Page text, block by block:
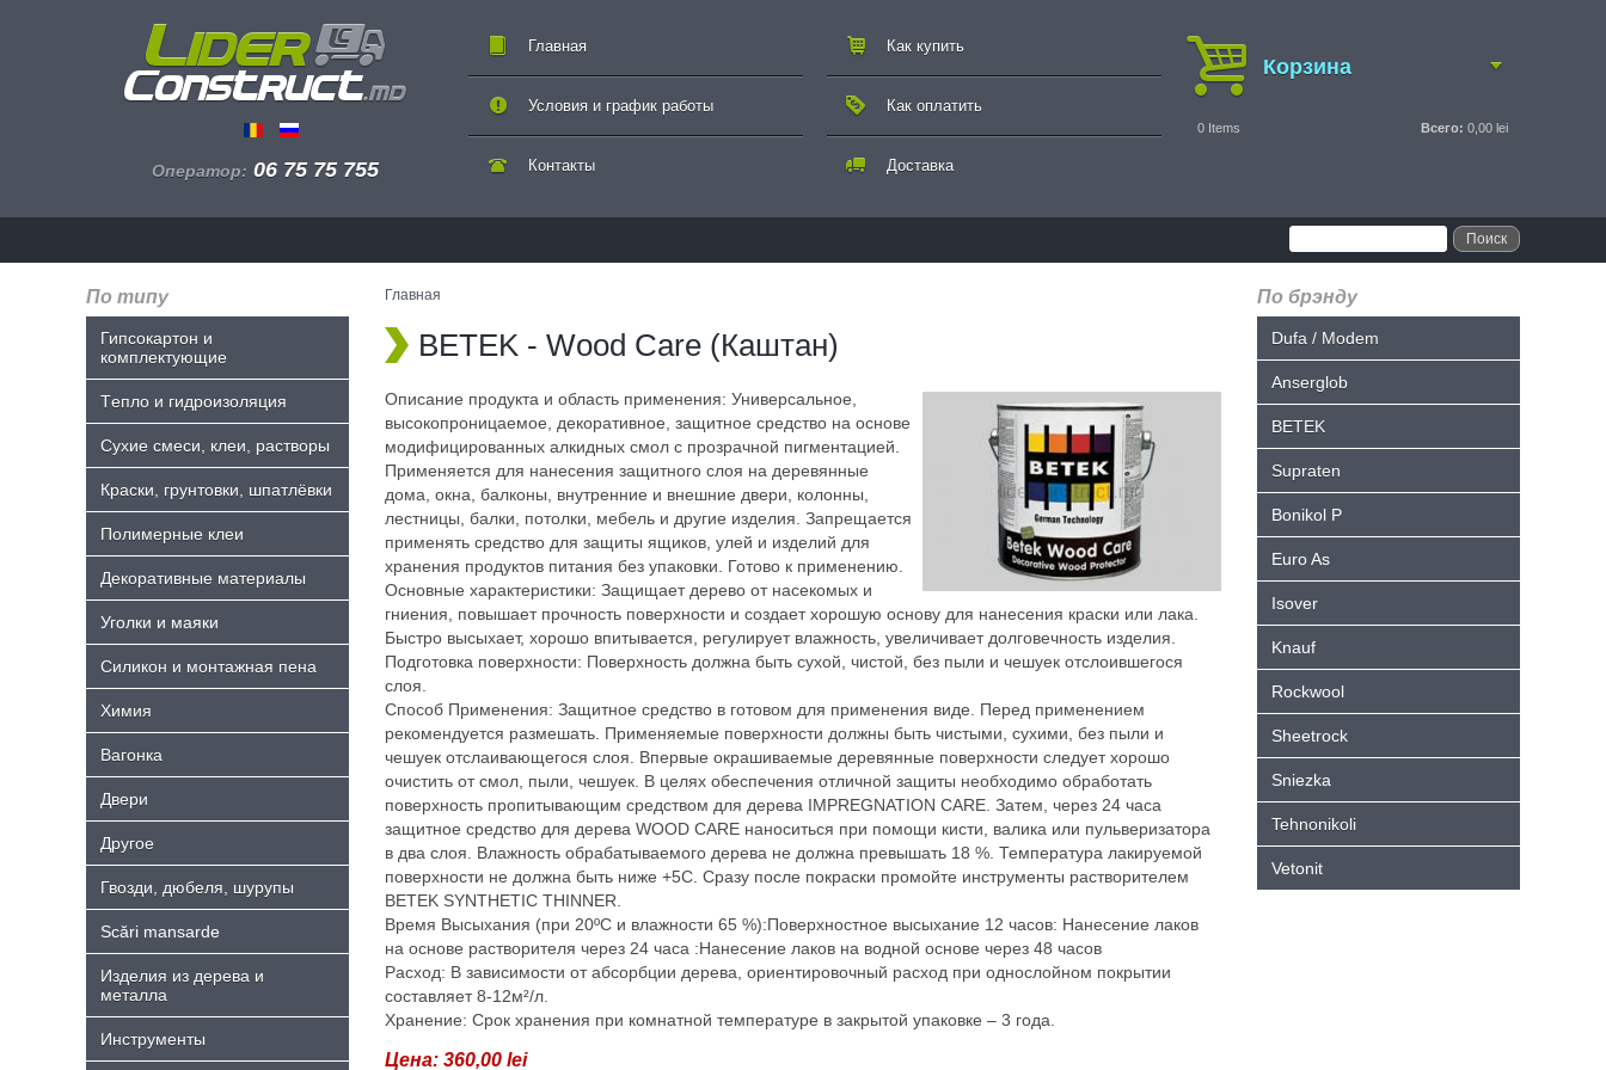
Оператор: 06 75 75 755
Главная
Контакты
Как купить
Как оплатить
Доставка
Условия и график работы
Корзина
0 Items Всего: 0,00 lei
По типу
Гипсокартон и
комплектующие
Tепло и гидроизоляция
Сухие смеси, клеи, растворы
Краски, грунтовки, шпатлёвки
Полимерные клеи
Декоративные материалы
Уголки и маяки
Силикон и монтажная пена
Химия
Bагонка
Двери
Другое
Гвозди, дюбеля, шурупы
Scări mansarde
Изделия из дерева и
металла
Инструменты
Главная
BETEK - Wood Care (Каштан)
Описание продукта и область применения: Универсальное,
высокопроницаемое, декоративное, защитное средство на основе
модифицированных алкидных смол с прозрачной пигментацией.
Применяется для нанесения защитного слоя на деревянные
дома, окна, балконы, внутренние и внешние двери, колонны,
лестницы, балки, потолки, мебель и другие изделия. Запрещается
применять средство для защиты ящиков, улей и изделий для
хранения продуктов питания без упаковки. Готово к применению.
Основные характеристики: Защищает дерево от насекомых и
гниения, повышает прочность поверхности и создает хорошую основу для нанесения краски или лака.
Быстро высыхает, хорошо впитывается, регулирует влажность, увеличивает долговечность изделия.
Подготовка поверхности: Поверхность должна быть сухой, чистой, без пыли и чешуек отслоившегося
слоя.
Способ Применения: Защитное средство в готовом для применения виде. Перед применением
рекомендуется размешать. Применяемые поверхности должны быть чистыми, сухими, без пыли и
чешуек отслаивающегося слоя. Впервые окрашиваемые деревянные поверхности следует хорошо
очистить от смол, пыли, чешуек. В целях обеспечения отличной защиты необходимо обработать
поверхность пропитывающим средством для дерева IMPREGNATION CARE. Затем, через 24 часа
защитное средство для дерева WOOD CARE наноситься при помощи кисти, валика или пульверизатора
в два слоя. Влажность обрабатываемого дерева не должна превышать 18 %. Температура лакируемой
поверхности не должна быть ниже +5С. Сразу после покраски промойте инструменты растворителем
BETEK SYNTHETIC THINNER.
Время Высыхания (при 20ºС и влажности 65 %):Поверхностное высыхание 12 часов: Нанесение лаков
на основе растворителя через 24 часа :Нанесение лаков на водной основе через 48 часов
Расход: В зависимости от абсорбции дерева, ориентировочный расход при однослойном покрытии
составляет 8-12м²/л.
Хранение: Срок хранения при комнатной температуре в закрытой упаковке – 3 годa.
Цена: 360,00 lei
По брэнду
Dufa / Modem
Anserglob
BETEK
Supraten
Bonikol P
Euro As
Isover
Knauf
Rockwool
Sheetrock
Sniezka
Tehnonikoli
Vetonit